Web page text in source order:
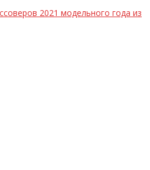
2021 модельного года из